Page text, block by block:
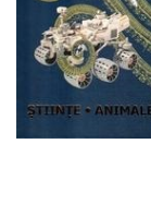
Globuri
Cutii sandwich și
Umbrele pentru
Termosuri
Pahare și sticle